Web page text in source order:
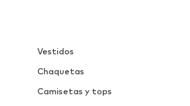
Vestidos
Chaquetas
Camisetas y tops